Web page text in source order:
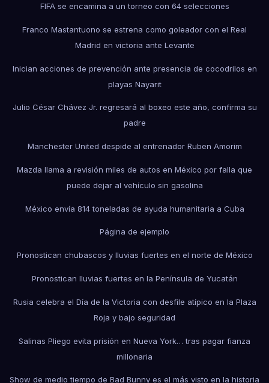
FIFA se encamina a un torneo con 64 selecciones
Franco Mastantuono se estrena como goleador con el Real
Madrid en victoria ante Levante
Inician acciones de prevención ante presencia de cocodrilos en
playas Nayarit
Julio César Chávez Jr. regresará al boxeo este año, confirma su
padre
Manchester United despide al entrenador Ruben Amorim
Mazda llama a revisión miles de autos en México por falla que
puede dejar al vehículo sin gasolina
México envía 814 toneladas de ayuda humanitaria a Cuba
Página de ejemplo
Pronostican chubascos y lluvias fuertes en el norte de México
Pronostican lluvias fuertes en la Península de Yucatán
Rusia celebra el Día de la Victoria con desfile atípico en la Plaza
Roja y bajo seguridad
Salinas Pliego evita prisión en Nueva York… tras pagar fianza
millonaria
Show de medio tiempo de Bad Bunny es el más visto en la historia